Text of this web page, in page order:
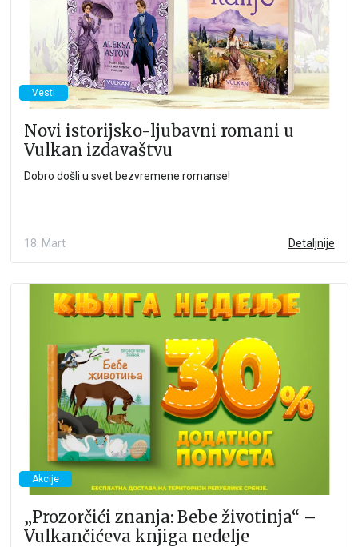
Vesti
Novi istorijsko-ljubavni romani u
Vulkan izdavaštvu
Dobro došli u svet bezvremene romanse!
18. Mart Detaljnije
Akcije
„Prozorčići znanja: Bebe životinja“ –
Vulkančićeva knjiga nedelje